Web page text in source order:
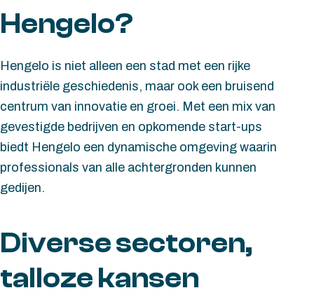
snel verder.
Hengelo?
Hengelo is niet alleen een stad met een rijke
industriële geschiedenis, maar ook een bruisend
centrum van innovatie en groei. Met een mix van
gevestigde bedrijven en opkomende start-ups
biedt Hengelo een dynamische omgeving waarin
professionals van alle achtergronden kunnen
gedijen.
Diverse sectoren,
talloze kansen